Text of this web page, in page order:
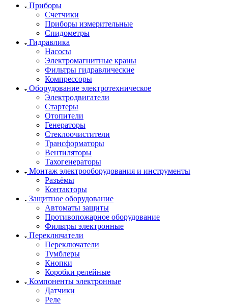
Приборы
Счетчики
Приборы измерительные
Спидометры
Гидравлика
Насосы
Электромагнитные краны
Фильтры гидравлические
Компрессоры
Оборудование электротехническое
Электродвигатели
Стартеры
Отопители
Генераторы
Стеклоочистители
Трансформаторы
Вентиляторы
Тахогенераторы
Монтаж электрооборудования и инструменты
Разъёмы
Контакторы
Защитное оборудование
Автоматы защиты
Противопожарное оборудование
Фильтры электронные
Переключатели
Переключатели
Тумблеры
Кнопки
Коробки релейные
Компоненты электронные
Датчики
Реле